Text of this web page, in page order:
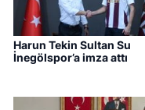
Harun Tekin Sultan Su
İnegölspor’a imza attı